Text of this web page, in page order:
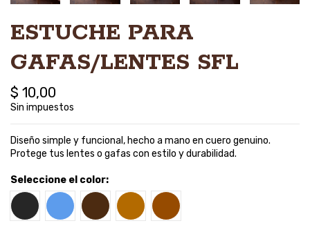
ESTUCHE PARA
GAFAS/LENTES SFL
$ 10,00
Sin impuestos
Diseño simple y funcional, hecho a mano en cuero genuino.
Protege tus lentes o gafas con estilo y durabilidad.
Seleccione el color:
Negro
Azul Café Miel Café 2